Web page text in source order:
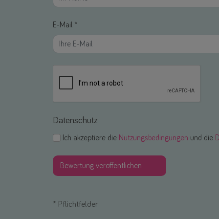
E-Mail *
Datenschutz
Ich akzeptiere die Nutzungsbedingungen und die
* Pflichtfelder